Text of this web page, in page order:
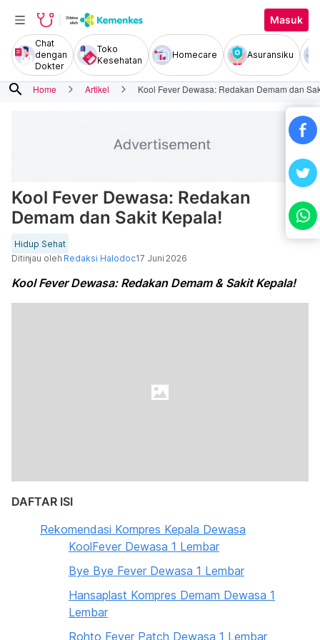
Masuk
Chat
dengan
Dokter
Toko
Kesehatan
Homecare Asuransiku
search Home Artikel Kool Fever Dewasa: Redakan Demam dan
Kool Fever Dewasa: Redakan
Demam dan Sakit Kepala!
Hidup Sehat
Ditinjau oleh Redaksi Halodoc17 Juni 2026
Kool Fever Dewasa: Redakan Demam & Sakit Kepala!
DAFTAR ISI
Rekomendasi Kompres Kepala Dewasa
KoolFever Dewasa 1 Lembar
Bye Bye Fever Dewasa 1 Lembar
Hansaplast Kompres Demam Dewasa 1
Lembar
Rohto Fever Patch Dewasa 1 Lembar